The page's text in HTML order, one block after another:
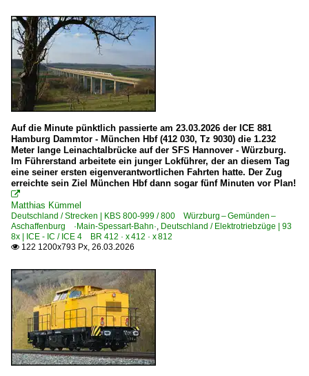
Auf die Minute pünktlich passierte am 23.03.2026 der ICE 881
Hamburg Dammtor - München Hbf (412 030, Tz 9030) die 1.232
Meter lange Leinachtalbrücke auf der SFS Hannover - Würzburg.
Im Führerstand arbeitete ein junger Lokführer, der an diesem Tag
eine seiner ersten eigenverantwortlichen Fahrten hatte. Der Zug
erreichte sein Ziel München Hbf dann sogar fünf Minuten vor Plan!

Matthias Kümmel
Deutschland / Strecken | KBS 800-999 / 800 Würzburg – Gemünden –
Aschaffenburg ·Main-Spessart-Bahn·, Deutschland / Elektrotriebzüge | 93
8x | ICE - IC / ICE 4 BR 412 · x 412 · x 812
 122 1200x793 Px, 26.03.2026